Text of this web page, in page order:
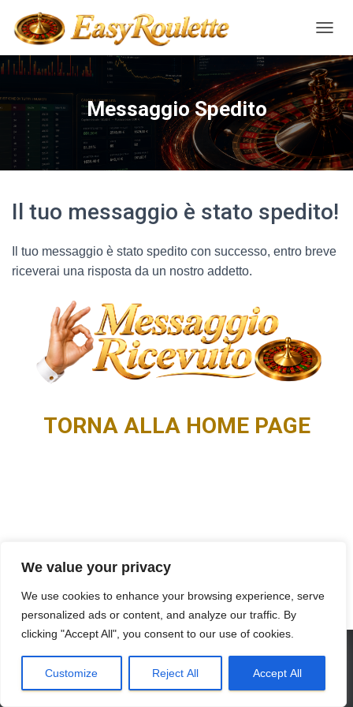
We value your privacy
We use cookies to enhance your browsing experience, serve
personalized ads or content, and analyze our traffic. By
clicking "Accept All", you consent to our use of cookies.
Customize Reject All Accept All
Messaggio Spedito
Il tuo messaggio è stato spedito!
Il tuo messaggio è stato spedito con successo, entro breve
riceverai una risposta da un nostro addetto.
TORNA ALLA HOME PAGE
© 2026EasyRoulette . Tutti i diritti riservati. | Privacy Policy